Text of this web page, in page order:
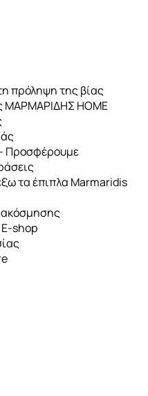
πρόληψη της βίας
ΜΑΡΜΑΡΙΔΗΣ HOME
Προσφέρουμε
τα έπιπλα Marmaridis
shop